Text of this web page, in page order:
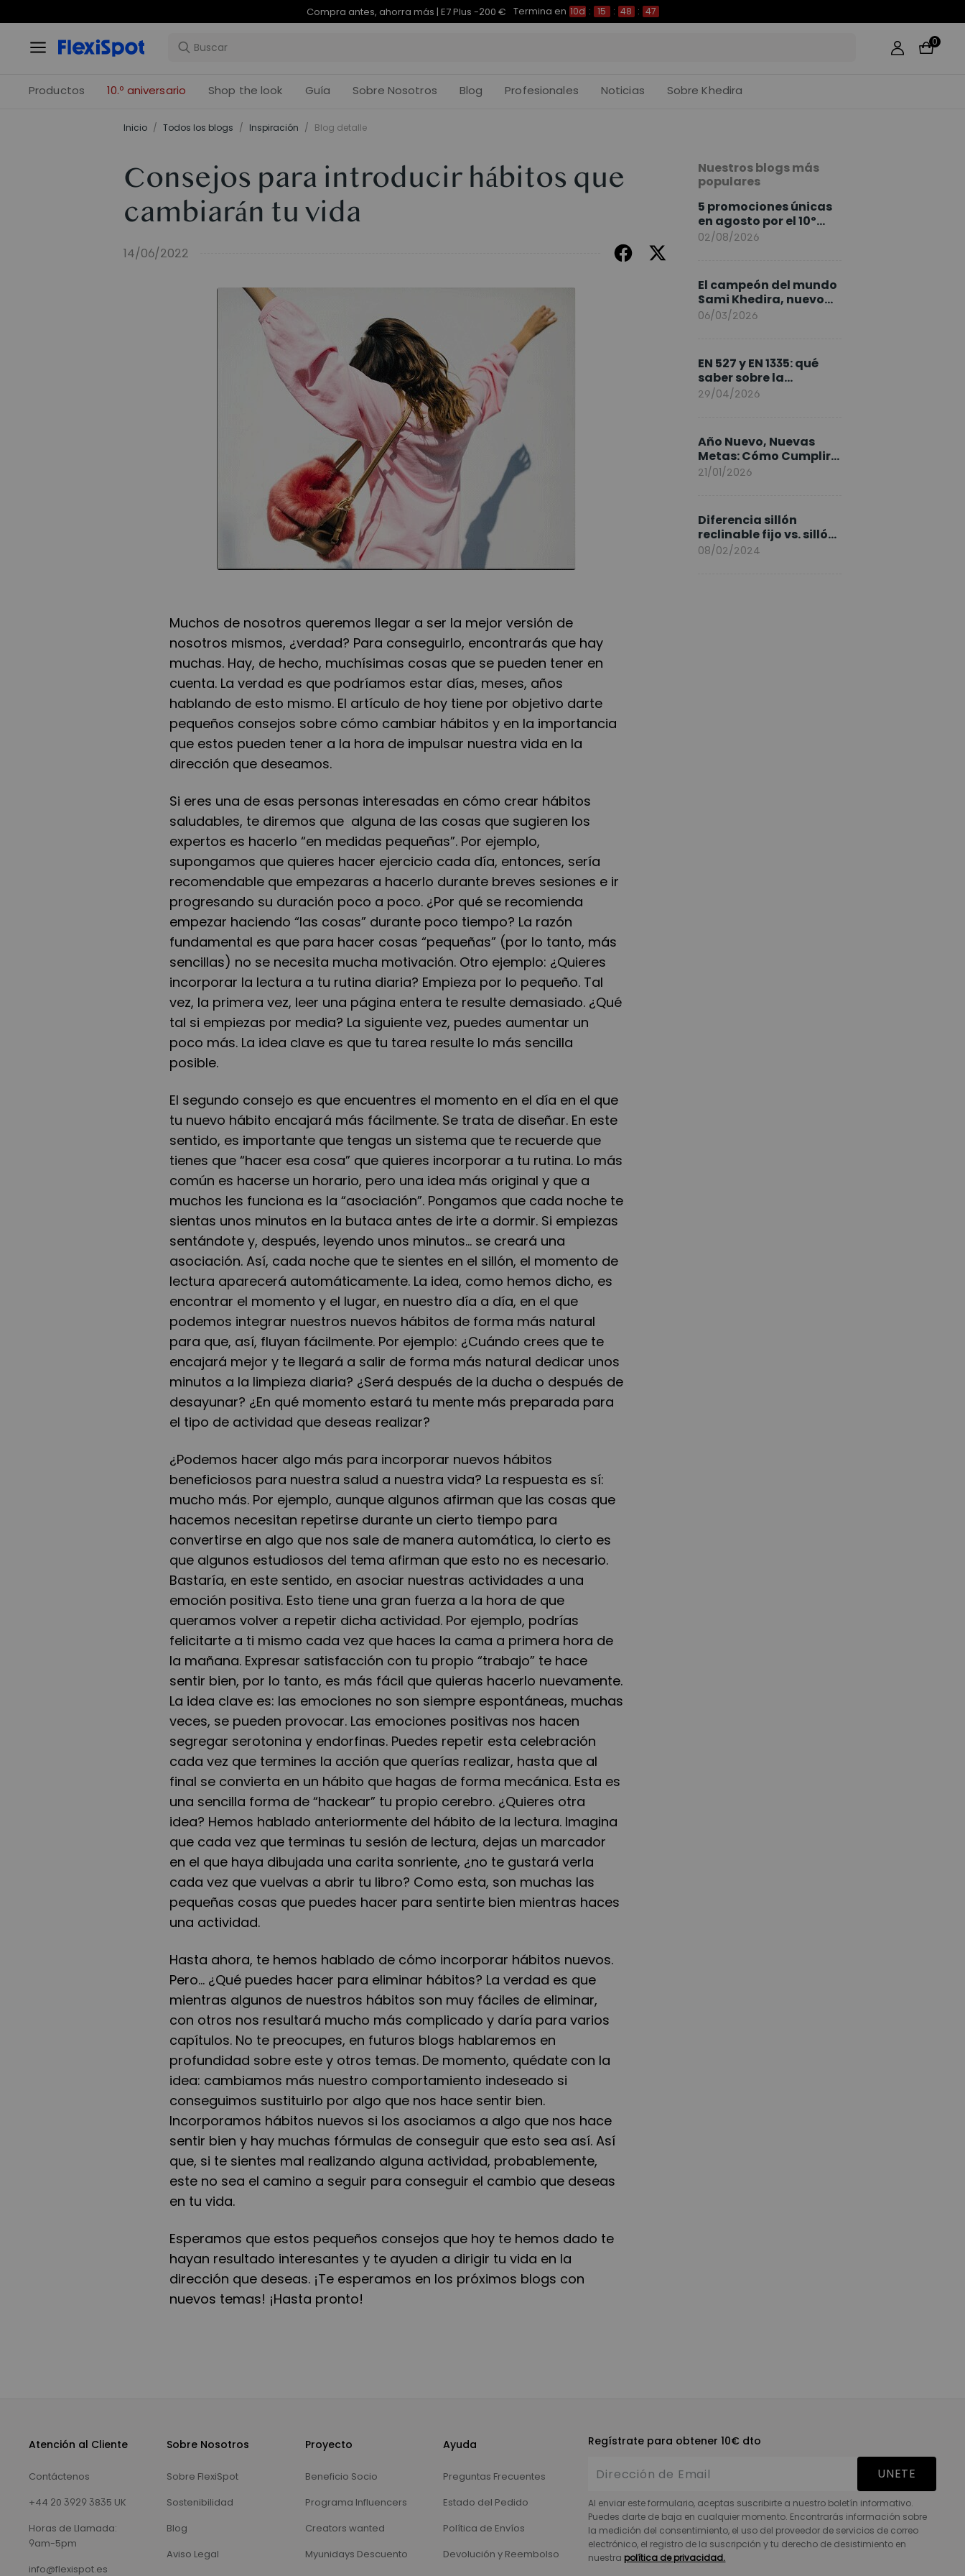
Compra antes, ahorra más | E7 Plus -200 € Termina en 10d : 15 : 48 : 46
0
Productos 10.º aniversario Shop the look Guía Sobre Nosotros Blog Profesionales Noticias Sobre Khedira
Inicio / Todos los blogs / Inspiración / Blog detalle
Consejos para introducir hábitos que
cambiarán tu vida
14/06/2022
Muchos de nosotros queremos llegar a ser la mejor versión de
nosotros mismos, ¿verdad? Para conseguirlo, encontrarás que hay
muchas. Hay, de hecho, muchísimas cosas que se pueden tener en
cuenta. La verdad es que podríamos estar días, meses, años
hablando de esto mismo. El artículo de hoy tiene por objetivo darte
pequeños consejos sobre cómo cambiar hábitos y en la importancia
que estos pueden tener a la hora de impulsar nuestra vida en la
dirección que deseamos.
Si eres una de esas personas interesadas en cómo crear hábitos
saludables, te diremos que alguna de las cosas que sugieren los
expertos es hacerlo “en medidas pequeñas”. Por ejemplo,
supongamos que quieres hacer ejercicio cada día, entonces, sería
recomendable que empezaras a hacerlo durante breves sesiones e ir
progresando su duración poco a poco. ¿Por qué se recomienda
empezar haciendo “las cosas” durante poco tiempo? La razón
fundamental es que para hacer cosas “pequeñas” (por lo tanto, más
sencillas) no se necesita mucha motivación. Otro ejemplo: ¿Quieres
incorporar la lectura a tu rutina diaria? Empieza por lo pequeño. Tal
vez, la primera vez, leer una página entera te resulte demasiado. ¿Qué
tal si empiezas por media? La siguiente vez, puedes aumentar un
poco más. La idea clave es que tu tarea resulte lo más sencilla
posible.
El segundo consejo es que encuentres el momento en el día en el que
tu nuevo hábito encajará más fácilmente. Se trata de diseñar. En este
sentido, es importante que tengas un sistema que te recuerde que
tienes que “hacer esa cosa” que quieres incorporar a tu rutina. Lo más
común es hacerse un horario, pero una idea más original y que a
muchos les funciona es la “asociación”. Pongamos que cada noche te
sientas unos minutos en la butaca antes de irte a dormir. Si empiezas
sentándote y, después, leyendo unos minutos... se creará una
asociación. Así, cada noche que te sientes en el sillón, el momento de
lectura aparecerá automáticamente. La idea, como hemos dicho, es
encontrar el momento y el lugar, en nuestro día a día, en el que
podemos integrar nuestros nuevos hábitos de forma más natural
para que, así, fluyan fácilmente. Por ejemplo: ¿Cuándo crees que te
encajará mejor y te llegará a salir de forma más natural dedicar unos
minutos a la limpieza diaria? ¿Será después de la ducha o después de
desayunar? ¿En qué momento estará tu mente más preparada para
el tipo de actividad que deseas realizar?
¿Podemos hacer algo más para incorporar nuevos hábitos
beneficiosos para nuestra salud a nuestra vida? La respuesta es sí:
mucho más. Por ejemplo, aunque algunos afirman que las cosas que
hacemos necesitan repetirse durante un cierto tiempo para
convertirse en algo que nos sale de manera automática, lo cierto es
que algunos estudiosos del tema afirman que esto no es necesario.
Bastaría, en este sentido, en asociar nuestras actividades a una
emoción positiva. Esto tiene una gran fuerza a la hora de que
queramos volver a repetir dicha actividad. Por ejemplo, podrías
felicitarte a ti mismo cada vez que haces la cama a primera hora de
la mañana. Expresar satisfacción con tu propio “trabajo” te hace
sentir bien, por lo tanto, es más fácil que quieras hacerlo nuevamente.
La idea clave es: las emociones no son siempre espontáneas, muchas
veces, se pueden provocar. Las emociones positivas nos hacen
segregar serotonina y endorfinas. Puedes repetir esta celebración
cada vez que termines la acción que querías realizar, hasta que al
final se convierta en un hábito que hagas de forma mecánica. Esta es
una sencilla forma de “hackear” tu propio cerebro. ¿Quieres otra
idea? Hemos hablado anteriormente del hábito de la lectura. Imagina
que cada vez que terminas tu sesión de lectura, dejas un marcador
en el que haya dibujada una carita sonriente, ¿no te gustará verla
cada vez que vuelvas a abrir tu libro? Como esta, son muchas las
pequeñas cosas que puedes hacer para sentirte bien mientras haces
una actividad.
Hasta ahora, te hemos hablado de cómo incorporar hábitos nuevos.
Pero... ¿Qué puedes hacer para eliminar hábitos? La verdad es que
mientras algunos de nuestros hábitos son muy fáciles de eliminar,
con otros nos resultará mucho más complicado y daría para varios
capítulos. No te preocupes, en futuros blogs hablaremos en
profundidad sobre este y otros temas. De momento, quédate con la
idea: cambiamos más nuestro comportamiento indeseado si
conseguimos sustituirlo por algo que nos hace sentir bien.
Incorporamos hábitos nuevos si los asociamos a algo que nos hace
sentir bien y hay muchas fórmulas de conseguir que esto sea así. Así
que, si te sientes mal realizando alguna actividad, probablemente,
este no sea el camino a seguir para conseguir el cambio que deseas
en tu vida.
Esperamos que estos pequeños consejos que hoy te hemos dado te
hayan resultado interesantes y te ayuden a dirigir tu vida en la
dirección que deseas. ¡Te esperamos en los próximos blogs con
nuevos temas! ¡Hasta pronto!
Nuestros blogs más
populares
5 promociones únicas
en agosto por el 10º
Aniversario de
02/08/2026
El campeón del mundo
Sami Khedira, nuevo
embajador de
06/03/2026
EN 527 y EN 1335: qué
saber sobre la
normativa de los
29/04/2026
Año Nuevo, Nuevas
Metas: Cómo Cumplir
tus Objetivos Fitness
21/01/2026
Diferencia sillón
reclinable fijo vs. sillón
elevable
08/02/2024
Atención al Cliente
Contáctenos
+44 20 3929 3835 UK
Horas de Llamada:
9am-5pm
info@flexispot.es
Sobre Nosotros
Sobre FlexiSpot
Sostenibilidad
Blog
Aviso Legal
Proyecto
Beneficio Socio
Programa Influencers
Creators wanted
Myunidays Descuento
Ayuda
Preguntas Frecuentes
Estado del Pedido
Política de Envíos
Devolución y Reembolso
Regístrate para obtener 10€ dto
UNETE
Al enviar este formulario, aceptas suscribirte a nuestro boletín informativo.
Puedes darte de baja en cualquier momento. Encontrarás información sobre
la medición del consentimiento, el uso del proveedor de servicios de correo
electrónico, el registro de la suscripción y tu derecho de desistimiento en
nuestra política de privacidad.